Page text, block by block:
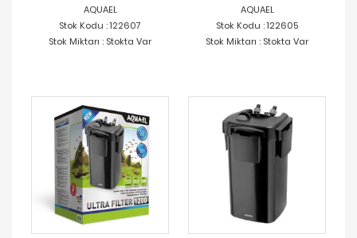
AQUAEL
Stok Kodu : 122607
Stok Miktarı : Stokta Var
AQUAEL
Stok Kodu : 122605
Stok Miktarı : Stokta Var